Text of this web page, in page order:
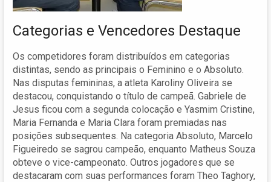
Categorias e Vencedores Destaque
Os competidores foram distribuídos em categorias
distintas, sendo as principais o Feminino e o Absoluto.
Nas disputas femininas, a atleta Karoliny Oliveira se
destacou, conquistando o título de campeã. Gabriele de
Jesus ficou com a segunda colocação e Yasmim Cristine,
Maria Fernanda e Maria Clara foram premiadas nas
posições subsequentes. Na categoria Absoluto, Marcelo
Figueiredo se sagrou campeão, enquanto Matheus Souza
obteve o vice-campeonato. Outros jogadores que se
destacaram com suas performances foram Theo Taghory,